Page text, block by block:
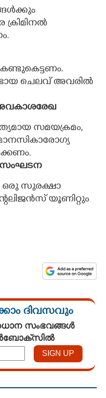
ചെലവ് അവരിൽ
അവകാശരേഖ
സമയക്രമം,
ഒരു സുരക്ഷാ
യൂണിറ്റും
ദിവസവും
സംഭവങ്ങൾ